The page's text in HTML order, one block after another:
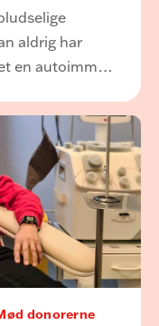
aldrig har
en autoimmun
af
donorerne